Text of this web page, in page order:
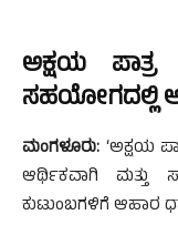
ಅಕ್ಷಯ ಪಾತ್ರ
ಸಹಯೋಗದಲ್ಲಿ
ಮಂಗಳೂರು: ‘ಅಕ್ಷಯ
ಆರ್ಥಿಕವಾಗಿ ಮತ್ತು
ಕುಟುಂಬಗಳಿಗೆ ಆಹಾರ